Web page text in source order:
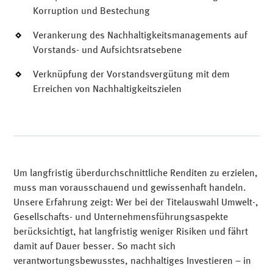
Korruption und Bestechung
Verankerung des Nachhaltigkeitsmanagements auf
Vorstands- und Aufsichtsratsebene
Verknüpfung der Vorstandsvergütung mit dem
Erreichen von Nachhaltigkeitszielen
Um langfristig überdurchschnittliche Renditen zu erzielen,
muss man vorausschauend und gewissenhaft handeln.
Unsere Erfahrung zeigt: Wer bei der Titelauswahl Umwelt-,
Gesellschafts- und Unternehmensführungsaspekte
berücksichtigt, hat langfristig weniger Risiken und fährt
damit auf Dauer besser. So macht sich
verantwortungsbewusstes, nachhaltiges Investieren – in